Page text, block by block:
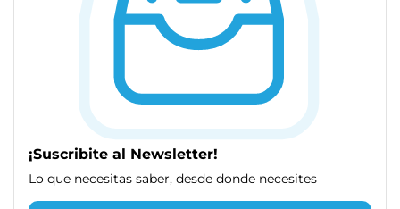
¡Suscribite al Newsletter!
Lo que necesitas saber, desde donde necesites